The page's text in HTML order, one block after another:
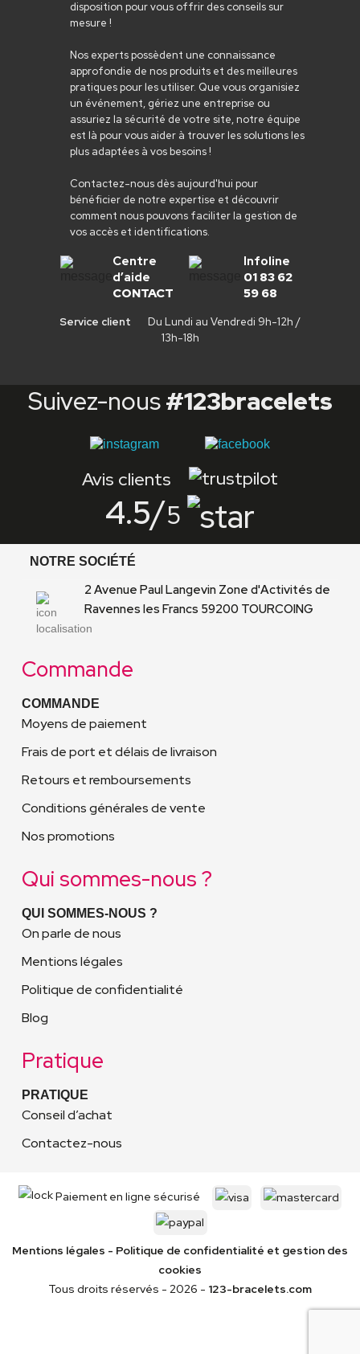
disposition pour vous offrir des conseils sur
mesure !
Nos experts possèdent une connaissance
approfondie de nos produits et des meilleures
pratiques pour les utiliser. Que vous organisiez
un événement, gériez une entreprise ou
assuriez la sécurité de votre site, notre équipe
est là pour vous aider à trouver les solutions les
plus adaptées à vos besoins !
Contactez-nous dès aujourd'hui pour
bénéficier de notre expertise et découvrir
comment nous pouvons faciliter la gestion de
vos accès et identifications.
Centre
d’aide
CONTACT
Infoline
01 83 62
59 68
Service client
Du Lundi au Vendredi 9h-12h /
13h-18h
Suivez-nous#123bracelets
Avis clients
4.5/5
NOTRE SOCIÉTÉ
2 Avenue Paul Langevin Zone d'Activités de
Ravennes les Francs 59200 TOURCOING
Commande
COMMANDE
Conditions générales de vente
Moyens de paiement
Frais de port et délais de livraison
Retours et remboursements
Nos promotions
Qui sommes-nous ?
QUI SOMMES-NOUS ?
Mentions légales
Politique de confidentialité
On parle de nous
Blog
Pratique
PRATIQUE
Conseil d’achat
Contactez-nous
Paiement en ligne sécurisé
Mentions légales - Politique de confidentialité et gestion des
cookies
Tous droits réservés - 2026 - 123-bracelets.com